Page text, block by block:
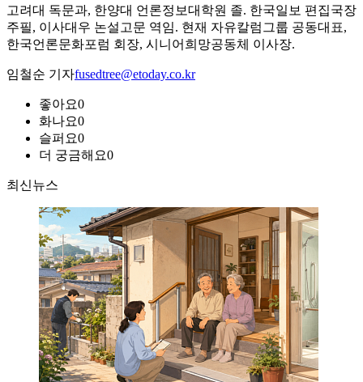
고려대 독문과, 한양대 언론정보대학원 졸. 한국일보 편집국장
주필, 이사대우 논설고문 역임. 현재 자유칼럼그룹 공동대표,
한국언론문화포럼 회장, 시니어희망공동체 이사장.
임철순 기자fusedtree@etoday.co.kr
좋아요0
화나요0
슬퍼요0
더 궁금해요0
최신뉴스